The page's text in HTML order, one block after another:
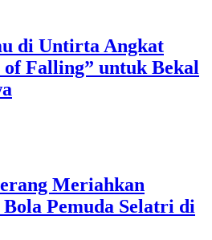
di Untirta Angkat
Falling” untuk Bekal
Meriahkan
Pemuda Selatri di